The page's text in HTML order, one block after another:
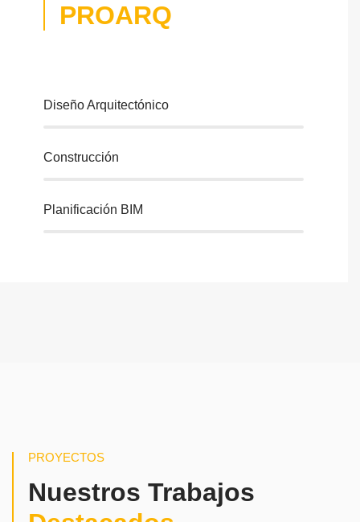
PROARQ
Diseño Arquitectónico
Construcción
Planificación BIM
PROYECTOS
Nuestros Trabajos